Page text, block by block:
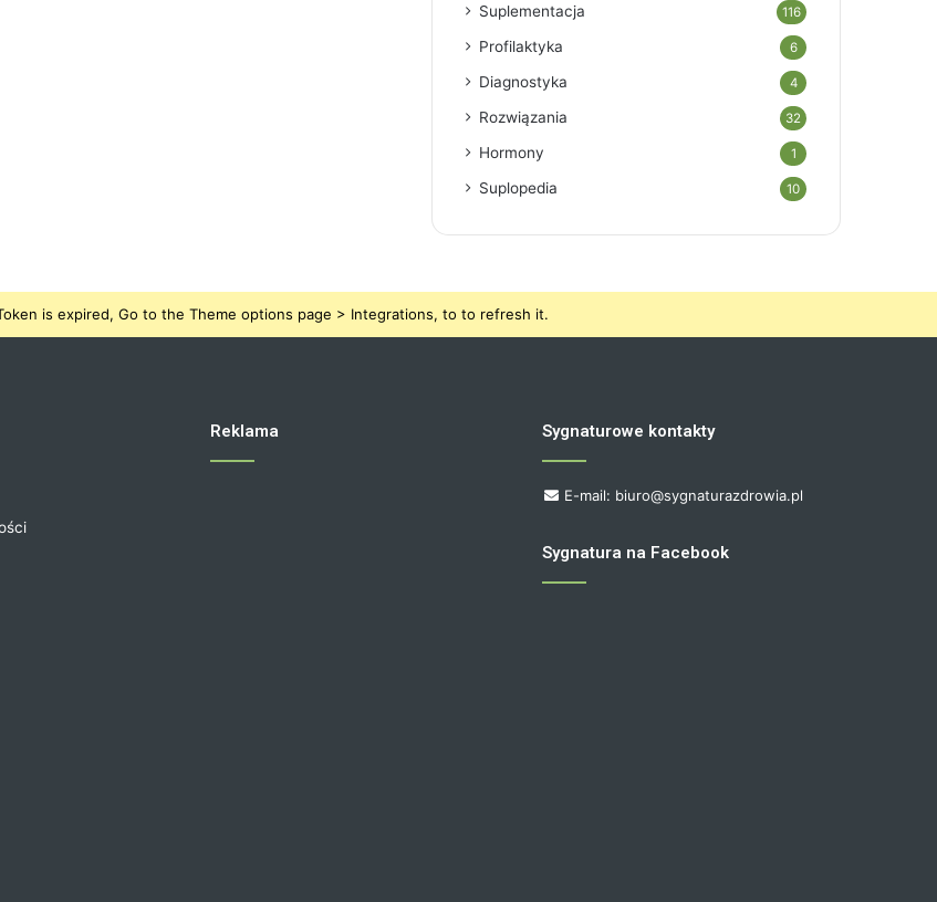
Suplementacja 116
Profilaktyka 6
Diagnostyka 4
Rozwiązania 32
Hormony 1
Suplopedia 10
is expired, Go to the Theme options page > Integrations, to to refresh it.
Reklama Sygnaturowe kontakty
E-mail: biuro@sygnaturazdrowia.pl
Sygnatura na Facebook